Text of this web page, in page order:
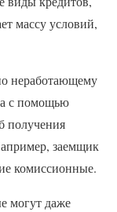
массу условий,
неработающему
с помощью
получения
заемщик
комиссионные.
могут даже